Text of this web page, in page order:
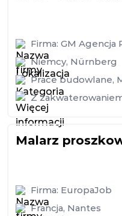
Firma: GM Agencja
Niemcy, Nürnberg
Prace budowlane,
Z
Malarz
Firma: EuropaJob
Francja, Nantes